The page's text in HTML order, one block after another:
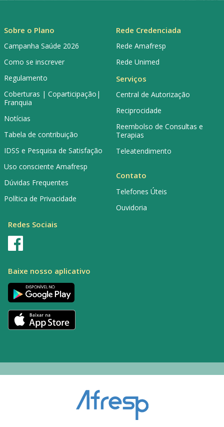
Sobre o Plano
Campanha Saúde 2026
Como se inscrever
Regulamento
Coberturas | Coparticipação|
Franquia
Notícias
Tabela de contribuição
IDSS e Pesquisa de Satisfação
Uso consciente Amafresp
Dúvidas Frequentes
Política de Privacidade
Rede Credenciada
Rede Amafresp
Rede Unimed
Serviços
Central de Autorização
Reciprocidade
Reembolso de Consultas e
Terapias
Teleatendimento
Contato
Telefones Úteis
Ouvidoria
Redes Sociais
Baixe nosso aplicativo